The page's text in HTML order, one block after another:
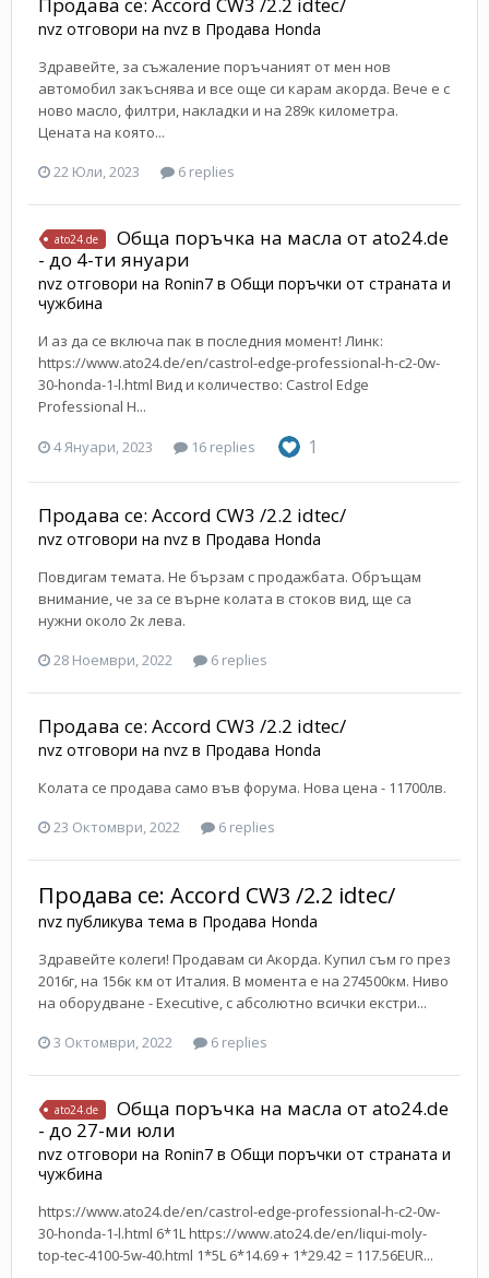
Продава се: Accord CW3 /2.2 idtec/
nvz отговори на nvz в Продава Honda
Здравейте, за съжаление поръчаният от мен нов
автомобил закъснява и все още си карам акорда. Вече е с
ново масло, филтри, накладки и на 289к километра.
Цената на която...
22 Юли, 2023
6 replies
ato24.de
Обща поръчка на масла от ato24.de
- до 4-ти януари
nvz отговори на Ronin7 в Общи поръчки от страната и
чужбина
И аз да се включа пак в последния момент! Линк:
https://www.ato24.de/en/castrol-edge-professional-h-c2-0w-
30-honda-1-l.html Вид и количество: Castrol Edge
Professional H...
4 Януари, 2023 16 replies 1
Продава се: Accord CW3 /2.2 idtec/
nvz отговори на nvz в Продава Honda
Повдигам темата. Не бързам с продажбата. Обръщам
внимание, че за се върне колата в стоков вид, ще са
нужни около 2к лева.
28 Ноември, 2022
6 replies
Продава се: Accord CW3 /2.2 idtec/
nvz отговори на nvz в Продава Honda
Колата се продава само във форума. Нова цена - 11700лв.
23 Октомври, 2022
6 replies
Продава се: Accord CW3 /2.2 idtec/
nvz публикува тема в Продава Honda
Здравейте колеги! Продавам си Акорда. Купил съм го през
2016г, на 156к км от Италия. В момента е на 274500км. Ниво
на оборудване - Executive, с абсолютно всички екстри...
3 Октомври, 2022
6 replies
ato24.de
Обща поръчка на масла от ato24.de
- до 27-ми юли
nvz отговори на Ronin7 в Общи поръчки от страната и
чужбина
https://www.ato24.de/en/castrol-edge-professional-h-c2-0w-
30-honda-1-l.html 6*1L https://www.ato24.de/en/liqui-moly-
top-tec-4100-5w-40.html 1*5L 6*14.69 + 1*29.42 = 117.56EUR...